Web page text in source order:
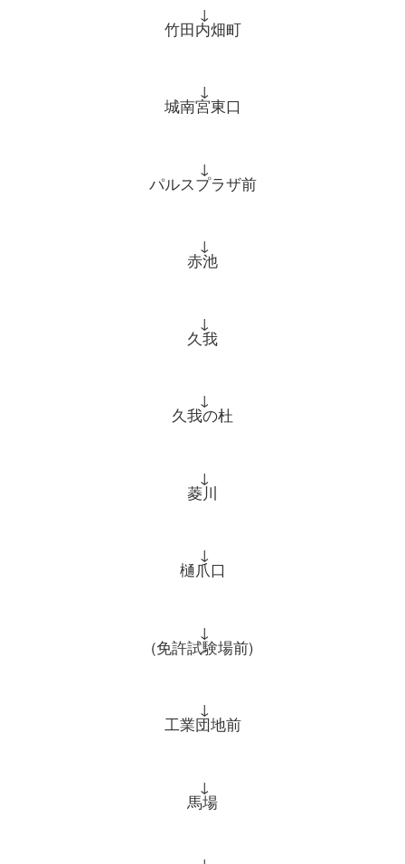
↓
竹田内畑町
↓
城南宮東口
↓
パルスプラザ前
↓
赤池
↓
久我
↓
久我の杜
↓
菱川
↓
樋爪口
↓
(免許試験場前)
↓
工業団地前
↓
馬場